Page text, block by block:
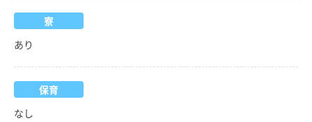
寮
あり
保育
なし